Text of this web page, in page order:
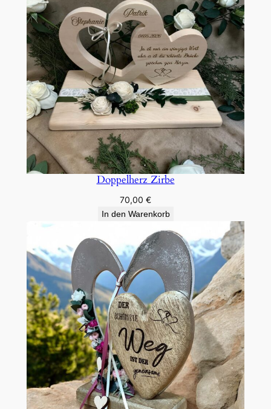
Doppelherz Zirbe
70,00 €
In den Warenkorb